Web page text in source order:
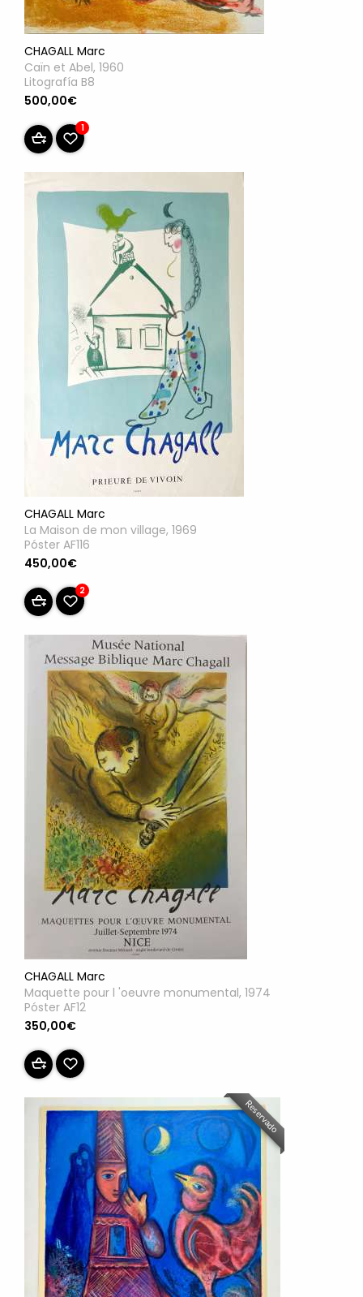
CHAGALL Marc
Caïn et Abel, 1960
Litografía B8
500,00€
1
CHAGALL Marc
La Maison de mon village, 1969
Póster AF116
450,00€
2
CHAGALL Marc
Maquette pour l 'oeuvre monumental, 1974
Póster AF12
350,00€
Reservado